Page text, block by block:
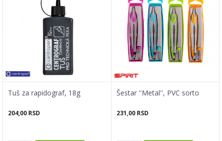
Tuš za rapidograf, 18g
204,00 RSD
Šestar ''Metal'', PVC sorto
231,00 RSD